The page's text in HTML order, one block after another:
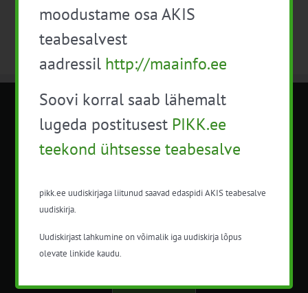
METK NÕUANDETEENISTUS
Nõuandeteenistuse nimetuse alt
nõustamisteenuseid.
info@pikk.ee
moodustame osa AKIS
teabesalvest
aadressil http://maainfo.ee
Soovi korral saab lähemalt
lugeda postitusest PIKK.ee
teekond ühtsesse teabesalve
pikk.ee uudiskirjaga liitunud saavad edaspidi AKIS teabesalve
uudiskirja.
Uudiskirjast lahkumine on võimalik iga uudiskirja lõpus
olevate linkide kaudu.